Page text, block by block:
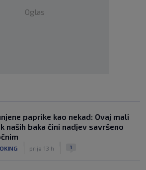
Oglas
paprike kao nekad: Ovaj mali
naših baka čini nadjev savršeno
prije 13 h 1